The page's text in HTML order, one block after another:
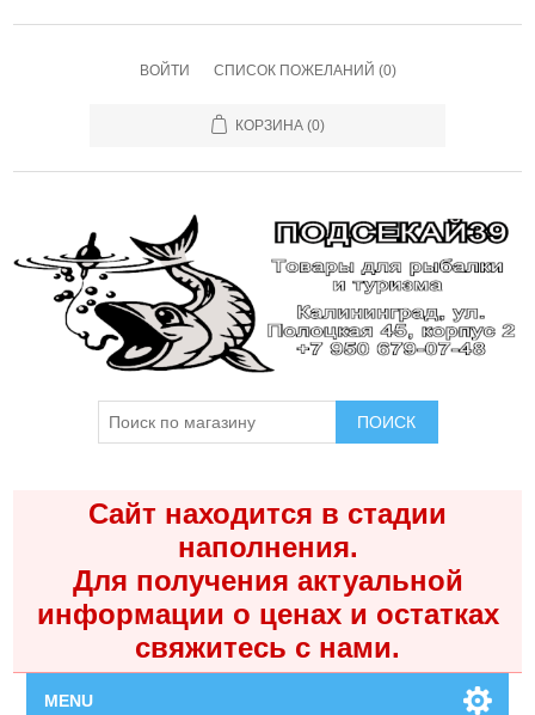
ВОЙТИ СПИСОК ПОЖЕЛАНИЙ (0)
КОРЗИНА (0)
ПОИСК
Сайт находится в стадии
наполнения.
Для получения актуальной
информации о ценах и остатках
свяжитесь с нами.
MENU